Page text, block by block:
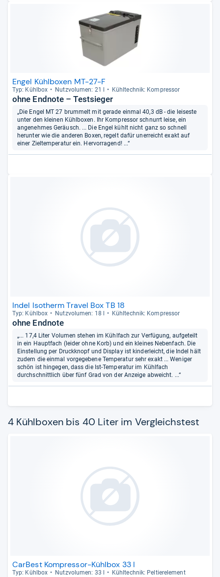
Engel Kühlboxen MT-27-F
Typ: Kühl­box Nutz­vo­lu­men: 21 l Kühl­tech­nik: Kom­pres­sor
ohne Endnote – Testsieger
„Die Engel MT 27 brummelt mit gerade einmal 40,3 dB - die leiseste
unter den kleinen Kühlboxen. Ihr Kompressor schnurrt leise, ein
angenehmes Geräusch. ... Die Engel kühlt nicht ganz so schnell
herunter wie die anderen Boxen, regelt dafür unerreicht exakt auf
einer Zieltemperatur ein. Hervorragend! ...“
Indel Isotherm Travel Box TB 18
Typ: Kühl­box Nutz­vo­lu­men: 18 l Kühl­tech­nik: Kom­pres­sor
ohne Endnote
„... 17,4 Liter Volumen stehen im Kühlfach zur Verfügung, aufgeteilt
in ein Hauptfach (leider ohne Korb) und ein kleines Nebenfach. Die
Einstellung per Druckknopf und Display ist kinderleicht, die Indel hält
zudem die einmal vorgegebene Temperatur sehr exakt ... Weniger
schön ist hingegen, dass die Ist-Temperatur im Kühlfach
durchschnittlich über fünf Grad von der Anzeige abweicht. ...“
4 Kühlboxen bis 40 Liter im Vergleichstest
CarBest Kompressor-Kühlbox 33 l
Typ: Kühl­box Nutz­vo­lu­men: 33 l Kühl­tech­nik: Pel­tie­r­ele­ment